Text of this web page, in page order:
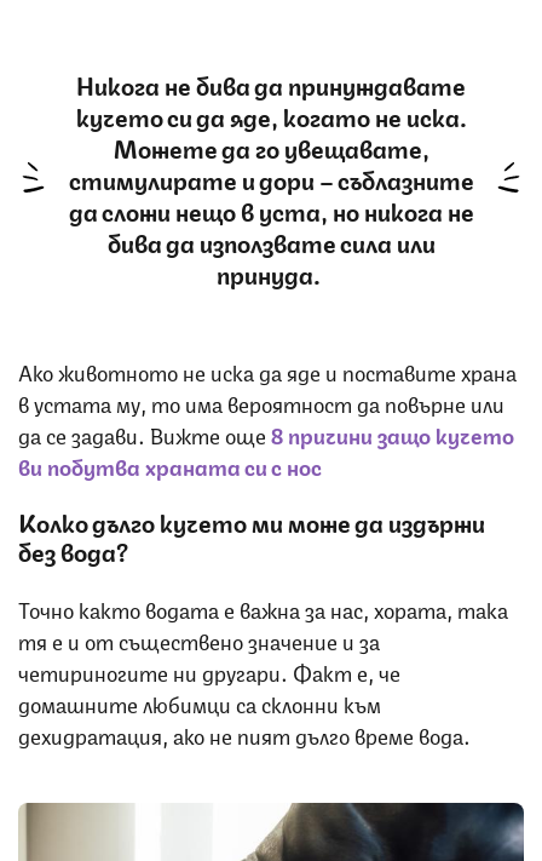
Никога не бива да принуждавате
кучето си да яде, когато не иска.
Можете да го увещавате,
стимулирате и дори – съблазните
да сложи нещо в уста, но никога не
бива да използвате сила или
принуда.
Ако животното не иска да яде и поставите храна
в устата му, то има вероятност да повърне или
да се задави. Вижте още8 причини защо кучето
ви побутва храната си с нос
Колко дълго кучето ми може да издържи
без вода?
Точно както водата е важна за нас, хората, така
тя е и от съществено значение и за
четириногите ни другари. Факт е, че
домашните любимци са склонни към
дехидратация, ако не пият дълго време вода.